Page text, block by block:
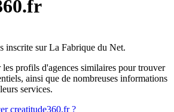
inscrite sur La Fabrique du Net.
profils d'agences similaires pour trouver
ainsi que de nombreuses informations
services.
creatitude360.fr ?